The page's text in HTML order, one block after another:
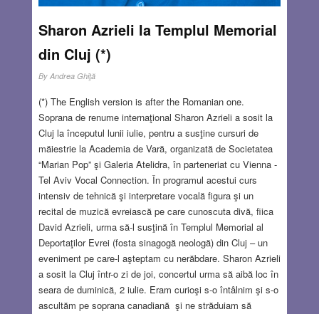
Sharon Azrieli la Templul Memorial
din Cluj (*)
By Andrea Ghiţă
(*) The English version is after the Romanian one.
Soprana de renume internaţional Sharon Azrieli a sosit la
Cluj la începutul lunii iulie, pentru a susţine cursuri de
măiestrie la Academia de Vară, organizată de Societatea
“Marian Pop” şi Galeria Atelidra, în parteneriat cu Vienna -
Tel Aviv Vocal Connection. În programul acestui curs
intensiv de tehnică şi interpretare vocală figura şi un
recital de muzică evreiască pe care cunoscuta divă, fiica
David Azrieli, urma să-l susţină în Templul Memorial al
Deportaţilor Evrei (fosta sinagogă neologă) din Cluj – un
eveniment pe care-l aşteptam cu nerăbdare. Sharon Azrieli
a sosit la Cluj într-o zi de joi, concertul urma să aibă loc în
seara de duminică, 2 iulie. Eram curioşi s-o întâlnim şi s-o
ascultăm pe soprana canadiană şi ne străduiam să